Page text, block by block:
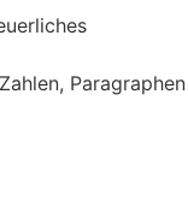
Paragraphen